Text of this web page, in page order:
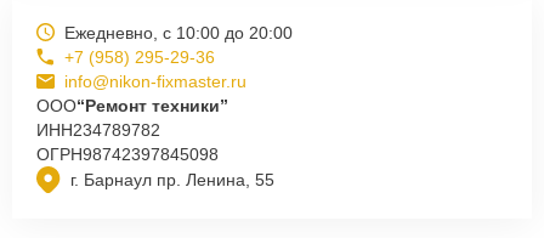
г. Барнаул пр. Ленина, 55
Ежедневно, с 10:00 до 20:00
+7 (958) 295-29-36
info@nikon-fixmaster.ru
ООО“Ремонт техники”
ИНН234789782
ОГРН98742397845098